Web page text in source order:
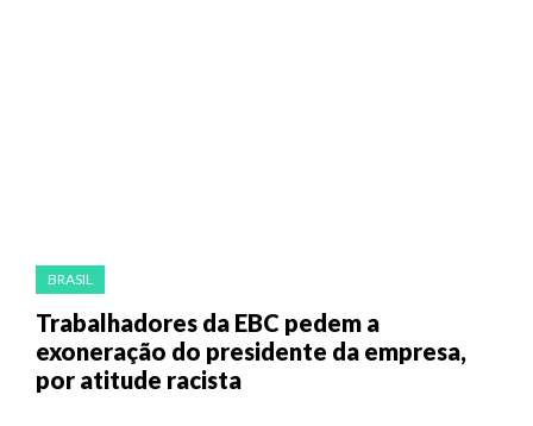
BRASIL
Trabalhadores da EBC pedem a
exoneração do presidente da empresa,
por atitude racista